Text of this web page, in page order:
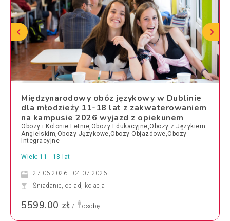
Międzynarodowy obóz językowy w Dublinie
dla młodzieży 11-18 lat z zakwaterowaniem
na kampusie 2026 wyjazd z opiekunem
Obozy i Kolonie Letnie,Obozy Edukacyjne,Obozy z Językiem
Angielskim,Obozy Językowe,Obozy Objazdowe,Obozy
Integracyjne
Wiek: 11 - 18 lat
27.06.2026 - 04.07.2026
Śniadanie, obiad, kolacja
5599.00 zł / osobę